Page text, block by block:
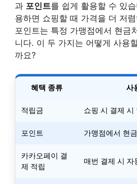
과 포인트를 쉽게 활용할 수 있
용하면 쇼핑할 때 가격을 더 저
포인트는 특정 가맹점에서 현금
니다. 이 두 가지는 어떻게 사용
까요?
혜택 종류 사
적립금 쇼핑 시 결제 시
포인트 가맹점에서 현
카카오페이 결
제 적립
매번 결제 시 자